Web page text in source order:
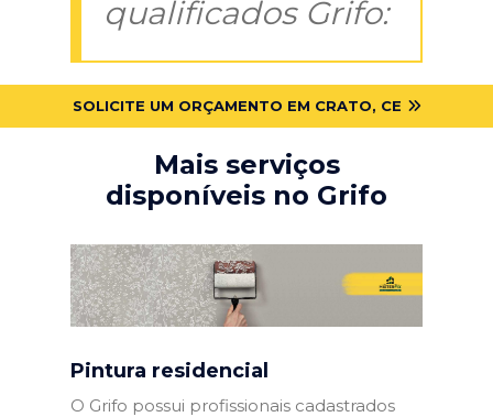
qualificados Grifo:
SOLICITE UM ORÇAMENTO EM CRATO, CE
Mais serviços
disponíveis no Grifo
Pintura residencial
O Grifo possui profissionais cadastrados